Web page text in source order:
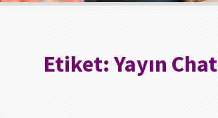
Etiket:Yayın Chat